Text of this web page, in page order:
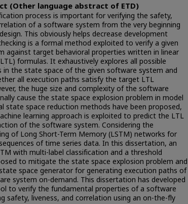
(Other language abstract of ETD)
process is important for verifying the safety,
of a software system from the very beginning
This obviously helps decrease development
is a formal method exploited to verify a given
against target behavioral properties written in linear
formulas. It exhaustively explores all possible
in the state space of the given software system and
all execution paths satisfy the target LTL
the huge size and complexity of the software
cause the state space explosion problem in model
state space reduction methods have been proposed,
learning approach is exploited to predict the LTL
of the software system. Considering the
of Long Short-Term Memory (LSTM) networks for
of time series data. In this dissertation, an
with multi-label classification and a threshold
to mitigate the state space explosion problem and
space generator for generating execution paths of
system on-demand. This dissertation has developed
to verify the fundamental properties of a software
safety, liveness, and correlation using an on-the-fly